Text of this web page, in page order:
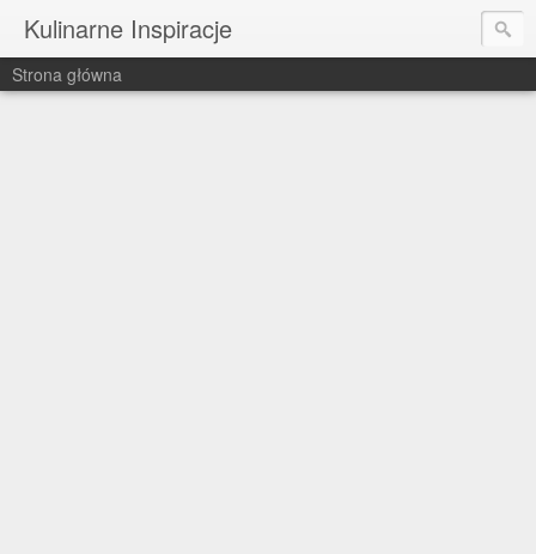
Kulinarne Inspiracje
Strona główna